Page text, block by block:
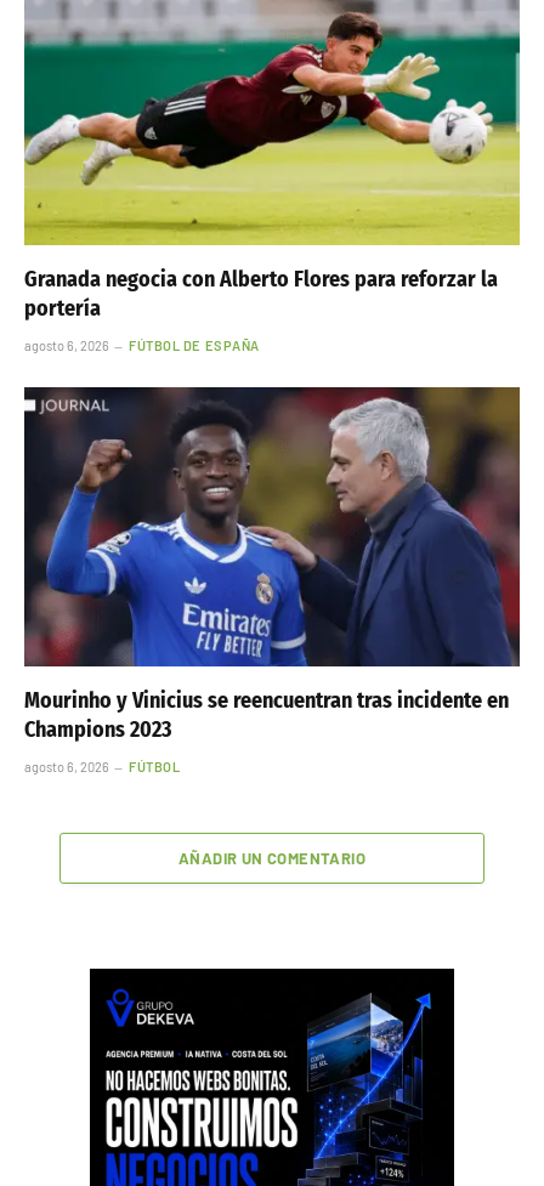
Granada negocia con Alberto Flores para reforzar la
portería
agosto 6, 2026 FÚTBOL DE ESPAÑA
Mourinho y Vinicius se reencuentran tras incidente en
Champions 2023
agosto 6, 2026 FÚTBOL
AÑADIR UN COMENTARIO